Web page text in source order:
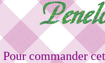
Pour commander